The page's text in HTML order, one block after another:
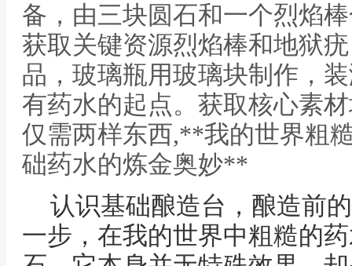
备，由三块圆石和一个烈焰
获取关键资源烈焰棒和地狱
品，玻璃瓶用玻璃块制作，
有药水的起点。获取核心素
仅需两样东西,**我的世界粗
础药水的炼金奥妙**
认识基础酿造台，酿造前
一步，在我的世界中粗糙的